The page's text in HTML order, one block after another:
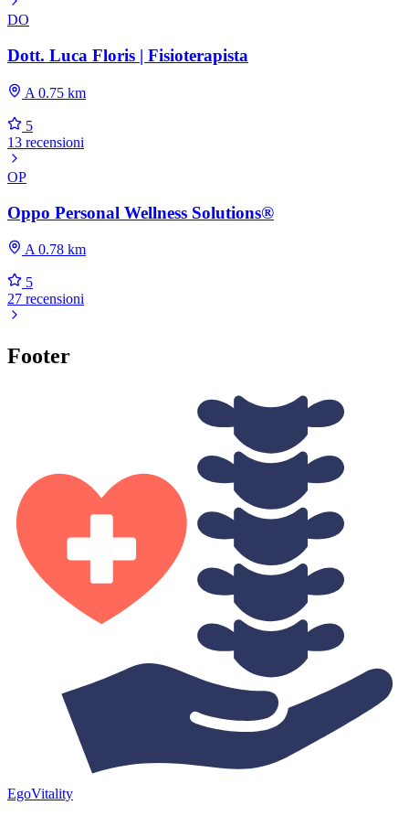
DO
Dott. Luca Floris | Fisioterapista
A 0.75 km
5
13 recensioni
OP
Oppo Personal Wellness Solutions®
A 0.78 km
5
27 recensioni
Footer
EgoVitality